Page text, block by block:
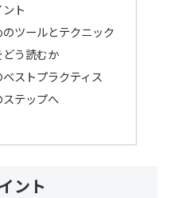
ト
ツールとテクニック
う読むか
ストプラクティス
テップへ
ント